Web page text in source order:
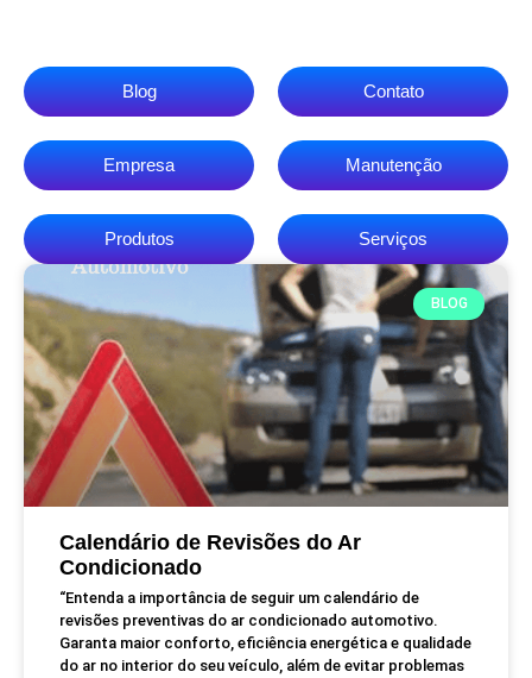
Blog Contato
Empresa Manutenção
Produtos Serviços
BLOG
Calendário de Revisões do Ar
Condicionado
“Entenda a importância de seguir um calendário de
revisões preventivas do ar condicionado automotivo.
Garanta maior conforto, eficiência energética e qualidade
do ar no interior do seu veículo, além de evitar problemas